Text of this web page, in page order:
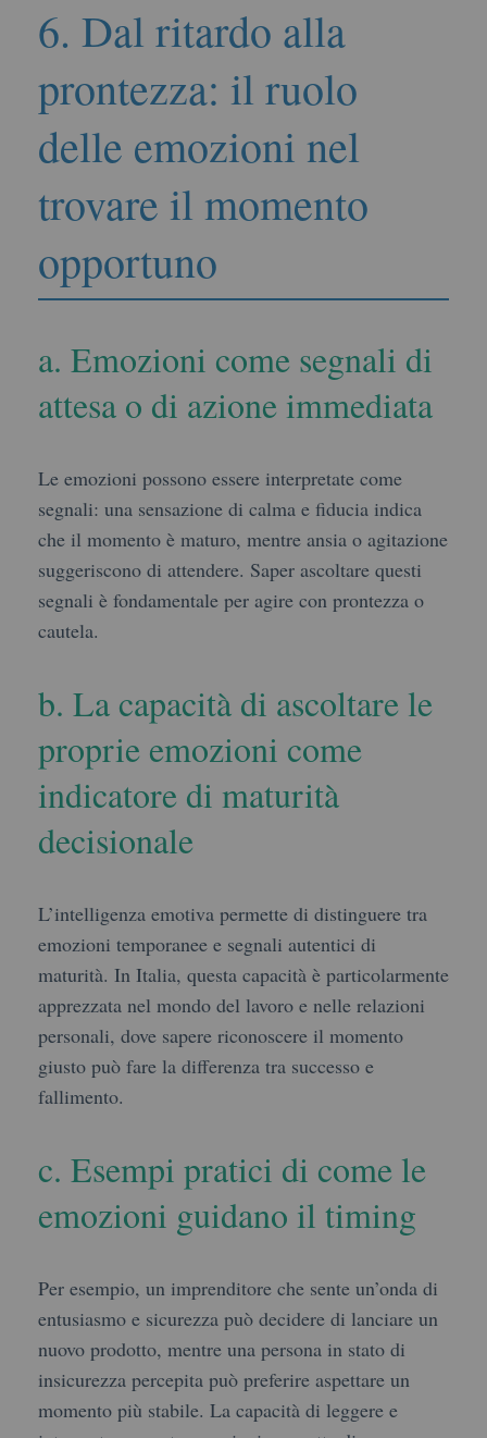
6. Dal ritardo alla
prontezza: il ruolo
delle emozioni nel
trovare il momento
opportuno
a. Emozioni come segnali di
attesa o di azione immediata
Le emozioni possono essere interpretate come
segnali: una sensazione di calma e fiducia indica
che il momento è maturo, mentre ansia o agitazione
suggeriscono di attendere. Saper ascoltare questi
segnali è fondamentale per agire con prontezza o
cautela.
b. La capacità di ascoltare le
proprie emozioni come
indicatore di maturità
decisionale
L’intelligenza emotiva permette di distinguere tra
emozioni temporanee e segnali autentici di
maturità. In Italia, questa capacità è particolarmente
apprezzata nel mondo del lavoro e nelle relazioni
personali, dove sapere riconoscere il momento
giusto può fare la differenza tra successo e
fallimento.
c. Esempi pratici di come le
emozioni guidano il timing
Per esempio, un imprenditore che sente un’onda di
entusiasmo e sicurezza può decidere di lanciare un
nuovo prodotto, mentre una persona in stato di
insicurezza percepita può preferire aspettare un
momento più stabile. La capacità di leggere e